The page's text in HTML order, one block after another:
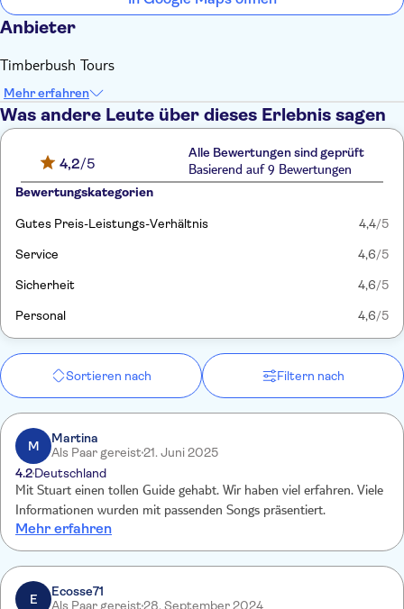
Anbieter
Timberbush Tours
Mehr erfahren
Was andere Leute über dieses Erlebnis sagen
4,2/5
Alle Bewertungen sind geprüft
Basierend auf 9 Bewertungen
Bewertungskategorien
Gutes Preis-Leistungs-Verhältnis 4,4/5
Service 4,6/5
Sicherheit 4,6/5
Personal 4,6/5
Sortieren nach Filtern nach
M
Martina
Als Paar gereist21. Juni 2025
4.2Deutschland
Mit Stuart einen tollen Guide gehabt. Wir haben viel erfahren. Viele
Informationen wurden mit passenden Songs präsentiert.
Mehr erfahren
E
Ecosse71
Als Paar gereist28. September 2024